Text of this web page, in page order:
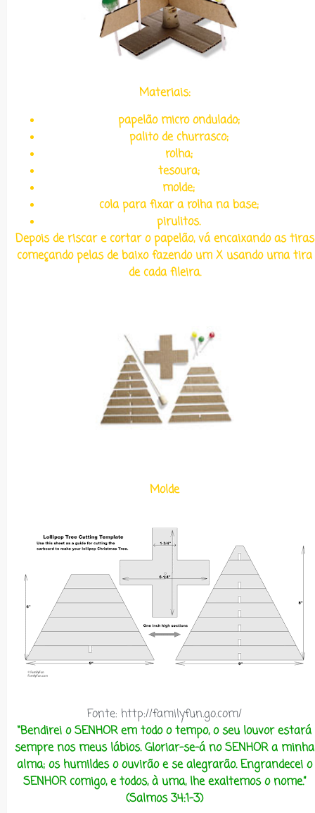
Materiais:
papelão micro ondulado;
palito de churrasco;
rolha;
tesoura;
molde;
cola para fixar a rolha na base;
pirulitos.
Depois de riscar e cortar o papelão, vá encaixando as tiras
começando pelas de baixo fazendo um X usando uma tira
de cada fileira.
Molde
Fonte: http://familyfun.go.com/
“Bendirei o SENHOR em todo o tempo, o seu louvor estará
sempre nos meus lábios. Gloriar-se-á no SENHOR a minha
alma; os humildes o ouvirão e se alegrarão. Engrandecei o
SENHOR comigo, e todos, à uma, lhe exaltemos o nome.”
(Salmos 34:1-3)